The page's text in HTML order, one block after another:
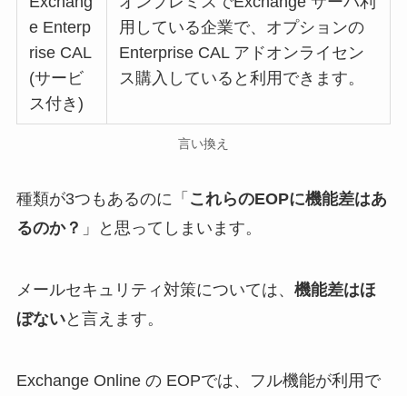
e Enterp
rise CAL
(サービ
ス付き)
用している企業で、オプションの
Enterprise CAL アドオンライセン
ス購入していると利用できます。
言い換え
種類が3つもあるのに「 これらのEOPに機能差はあ
るのか？ 」と思ってしまいます。
メールセキュリティ対策については、 機能差はほ
ぼないと言えます。
Exchange Online の EOPでは、フル機能が利用で